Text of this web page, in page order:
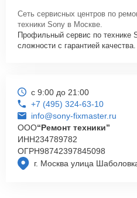
Сеть сервисных центров по
техники Sony в Москве.
Профильный сервис по
сложности с гарантией качества.
г. Москва улица
с 9:00 до 21:00
+7 (495) 324-63-10
info@sony-fixmaster.ru
ООО“Ремонт техники”
ИНН234789782
ОГРН98742397845098